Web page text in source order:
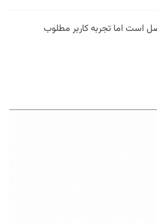
است اما تجربه کاربر مطلوب